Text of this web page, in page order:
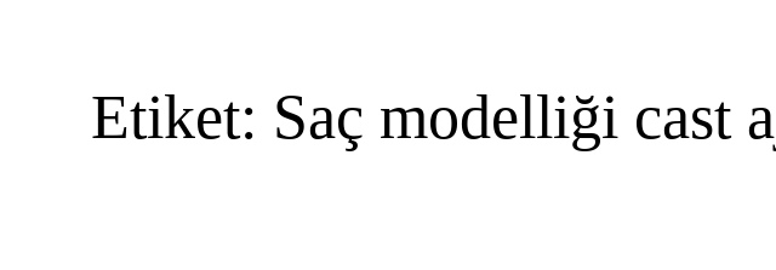
Etiket: Saç modelliği cast